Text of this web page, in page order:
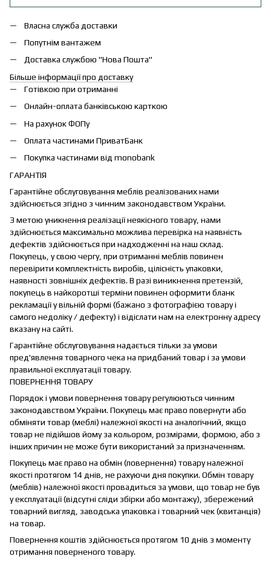
Власна служба доставки
Попутнім вантажем
Доставка службою "Нова Пошта"
Більше інформації про доставку
Готівкою при отриманні
Онлайн-оплата банківською карткою
На рахунок ФОПу
Оплата частинами ПриватБанк
Покупка частинами від monobank
ГАРАНТІЯ
Гарантійне обслуговування меблів реалізованих нами
здійснюється згідно з чинним законодавством України.
З метою уникнення реалізації неякісного товару, нами
здійснюється максимально можлива перевірка на наявність
дефектів здійснюється при надходженні на наш склад.
Покупець, у свою чергу, при отриманні меблів повинен
перевірити комплектність виробів, цілісність упаковки,
наявності зовнішніх дефектів. В разі виникнення претензій,
покупець в найкоротші терміни повинен оформити бланк
рекламації у вільній формі (бажано з фотографією товару і
самого недоліку / дефекту) і відіслати нам на електронну адресу
вказану на сайті.
Гарантійне обслуговування надається тільки за умови
пред'явлення товарного чека на придбаний товар і за умови
правильної експлуатації товару.
ПОВЕРНЕННЯ ТОВАРУ
Порядок і умови повернення товару регулюються чинним
законодавством України. Покупець має право повернути або
обміняти товар (меблі) належної якості на аналогічний, якщо
товар не підійшов йому за кольором, розмірами, формою, або з
інших причин не може бути використаний за призначенням.
Покупець має право на обмін (повернення) товару належної
якості протягом 14 днів, не рахуючи дня покупки. Обмін товару
(меблів) належної якості провадиться за умови, що товар не був
у експлуатації (відсутні сліди збірки або монтажу), збережений
товарний вигляд, заводська упаковка і товарний чек (квитанція)
на товар.
Повернення коштів здійснюється протягом 10 днів з моменту
отримання поверненого товару.